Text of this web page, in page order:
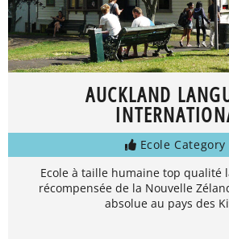
AUCKLAND
Ecole Category
Ecole à taille humaine top qualité
récompensée de la Nouvelle
absolue au pays des